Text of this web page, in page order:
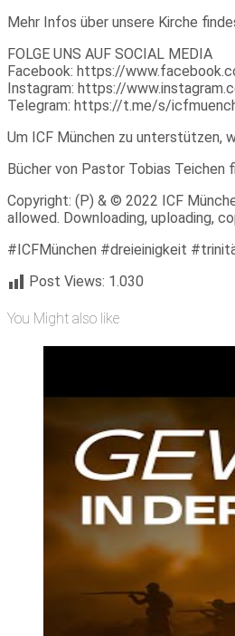
Mehr Infos über unsere Kirche
FOLGE UNS AUF SOCIAL MEDIA
Facebook: https://
Instagram: https://
Telegram: https://t.me/s/
Um ICF München zu unterstützen,
Bücher von Pastor Tobias
Copyright: (P) & © 2022 ICF
allowed. Downloading, uploading,
#ICFMünchen #dreieinigkeit
Post Views: 1.030
You Might also like